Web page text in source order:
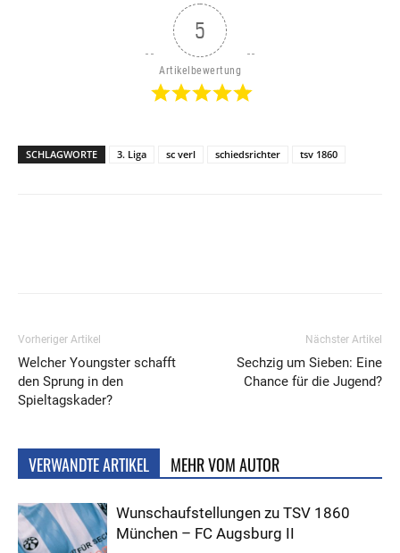
5
Artikelbewertung
SCHLAGWORTE 3. Liga sc verl schiedsrichter tsv 1860
Vorheriger Artikel
Welcher Youngster schafft
den Sprung in den
Spieltagskader?
Nächster Artikel
Sechzig um Sieben: Eine
Chance für die Jugend?
VERWANDTE ARTIKEL MEHR VOM AUTOR
Wunschaufstellungen zu TSV 1860
München – FC Augsburg II